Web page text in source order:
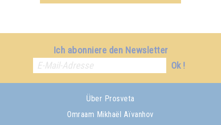
Ich abonniere den Newsletter
Ok !
Über Prosveta
Omraam Mikhaël Aïvanhov